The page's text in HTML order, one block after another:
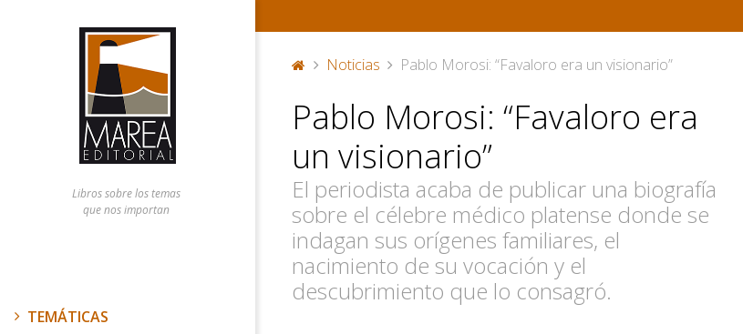
Libros sobre los temas
que nos importan
TEMÁTICAS
or
ta
d
a
Noticias Pablo Morosi: “Favaloro era un visionario”
Pablo Morosi: “Favaloro era
un visionario”
El periodista acaba de publicar una biografía
sobre el célebre médico platense donde se
indagan sus orígenes familiares, el
nacimiento de su vocación y el
descubrimiento que lo consagró.